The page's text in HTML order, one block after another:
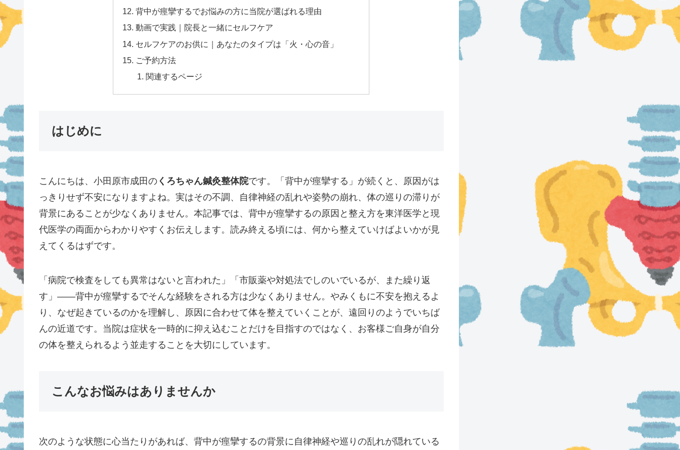
背中が痙攣するでお悩みの方に当院が選ばれる理由
動画で実践｜院長と一緒にセルフケア
セルフケアのお供に｜あなたのタイプは「火・心の音」
ご予約方法
関連するページ
はじめに
こんにちは、小田原市成田のくろちゃん鍼灸整体院です。「背中が痙攣する」が続くと、原因がは
っきりせず不安になりますよね。実はその不調、自律神経の乱れや姿勢の崩れ、体の巡りの滞りが
背景にあることが少なくありません。本記事では、背中が痙攣するの原因と整え方を東洋医学と現
代医学の両面からわかりやすくお伝えします。読み終える頃には、何から整えていけばよいかが見
えてくるはずです。
「病院で検査をしても異常はないと言われた」「市販薬や対処法でしのいでいるが、また繰り返
す」——背中が痙攣するでそんな経験をされる方は少なくありません。やみくもに不安を抱えるよ
り、なぜ起きているのかを理解し、原因に合わせて体を整えていくことが、遠回りのようでいちば
んの近道です。当院は症状を一時的に抑え込むことだけを目指すのではなく、お客様ご自身が自分
の体を整えられるよう並走することを大切にしています。
こんなお悩みはありませんか
次のような状態に心当たりがあれば、背中が痙攣するの背景に自律神経や巡りの乱れが隠れている